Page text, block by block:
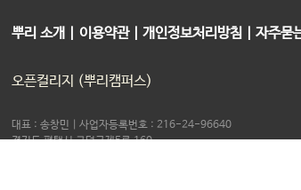
뿌리 소개 이용약관 개인정보처리방침 자주묻
오픈컬리지 (뿌리캠퍼스)
대표 : 송창민 | 사업자등록번호 : 216-24-96640
경기도 평택시 고덕국제5로 160